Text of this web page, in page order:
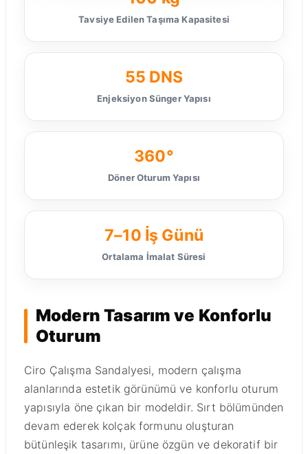
Tavsiye Edilen Taşıma Kapasitesi
55 DNS
Enjeksiyon Sünger Yapısı
360°
Döner Oturum Yapısı
7–10 İş Günü
Ortalama İmalat Süresi
Modern Tasarım ve Konforlu
Oturum
Ciro Çalışma Sandalyesi, modern çalışma
alanlarında estetik görünümü ve konforlu oturum
yapısıyla öne çıkan bir modeldir. Sırt bölümünden
devam ederek kolçak formunu oluşturan
bütünleşik tasarımı, ürüne özgün ve dekoratif bir